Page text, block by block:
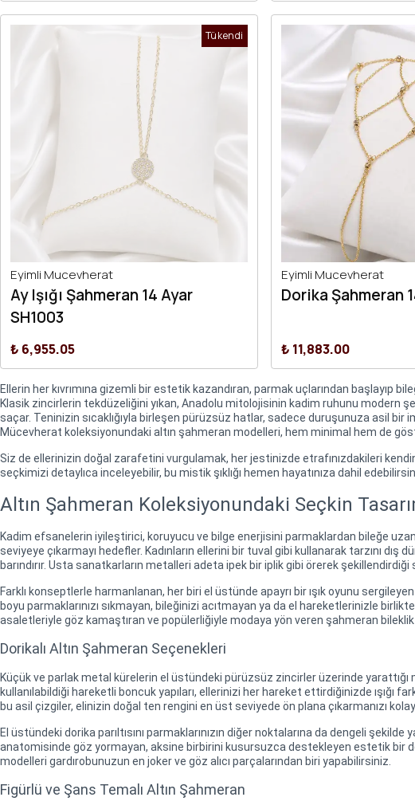
Tükendi
Eyimli Mucevherat
Ay Işığı Şahmeran 14 Ayar
SH1003
₺ 6,955.05
Eyimli Mucevherat
Dorika Şahmeran
₺ 11,883.00
Ellerin her kıvrımına gizemli bir estetik kazandıran, parmak uçlarından başlayıp
Klasik zincirlerin tekdüzeliğini yıkan, Anadolu mitolojisinin kadim ruhunu modern
saçar. Teninizin sıcaklığıyla birleşen pürüzsüz hatlar, sadece duruşunuza asil
Mücevherat koleksiyonundaki altın şahmeran modelleri, hem minimal hem de
Siz de ellerinizin doğal zarafetini vurgulamak, her jestinizde etrafınızdakileri
seçkimizi detaylıca inceleyebilir, bu mistik şıklığı hemen hayatınıza dahil
Altın Şahmeran Koleksiyonundaki Seçkin
Kadim efsanelerin iyileştirici, koruyucu ve bilge enerjisini parmaklardan bileğe
seviyeye çıkarmayı hedefler. Kadınların ellerini bir tuval gibi kullanarak tarzını
barındırır. Usta sanatkarların metalleri adeta ipek bir iplik gibi örerek
Farklı konseptlerle harmanlanan, her biri el üstünde apayrı bir ışık oyunu
boyu parmaklarınızı sıkmayan, bileğinizi acıtmayan ya da el hareketlerinizle
asaletleriyle göz kamaştıran ve popülerliğiyle modaya yön veren şahmeran
Dorikalı Altın Şahmeran Seçenekleri
Küçük ve parlak metal kürelerin el üstündeki pürüzsüz zincirler üzerinde
kullanılabildiği hareketli boncuk yapıları, ellerinizi her hareket ettirdiğinizde ışığı
bu asil çizgiler, elinizin doğal ten rengini en üst seviyede ön plana çıkarmanızı
El üstündeki dorika parıltısını parmaklarınızın diğer noktalarına da dengeli şekilde
anatomisinde göz yormayan, aksine birbirini kusursuzca destekleyen estetik bir
modelleri gardırobunuzun en joker ve göz alıcı parçalarından biri yapabilirsiniz.
Figürlü ve Şans Temalı Altın Şahmeran